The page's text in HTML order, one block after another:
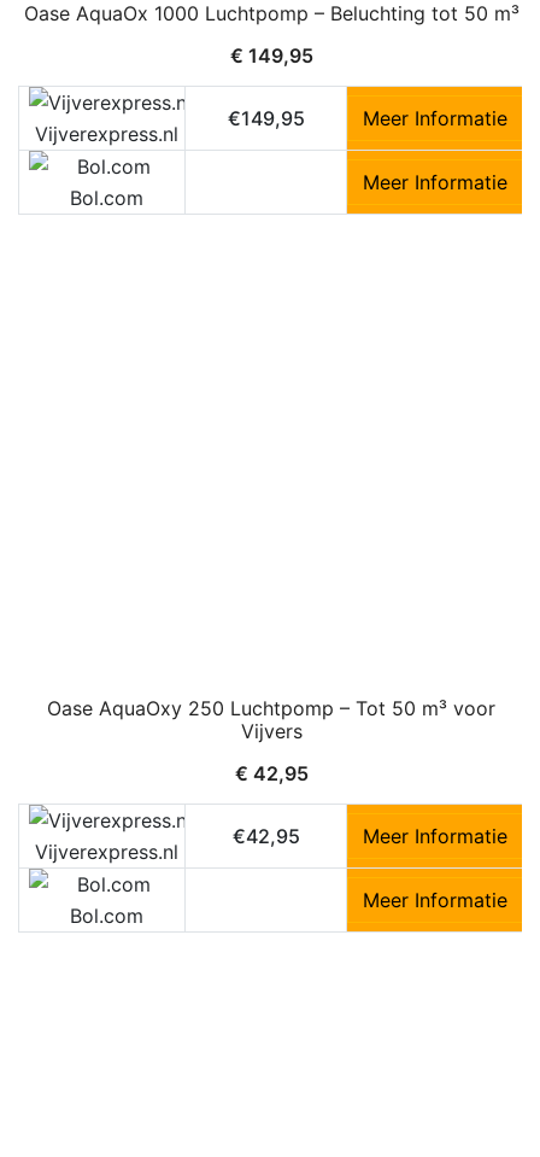
Oase AquaOx 1000 Luchtpomp – Beluchting tot 50 m³
€ 149,95
Vijverexpress.nl
€149,95 Meer Informatie
Bol.com
Meer Informatie
Oase AquaOxy 250 Luchtpomp – Tot 50 m³ voor
Vijvers
€ 42,95
Vijverexpress.nl
€42,95 Meer Informatie
Bol.com
Meer Informatie